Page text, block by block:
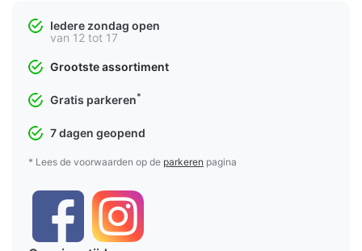
Iedere zondag open
van 12 tot 17
Grootste assortiment
Gratis parkeren*
7 dagen geopend
* Lees de voorwaarden op de parkeren pagina